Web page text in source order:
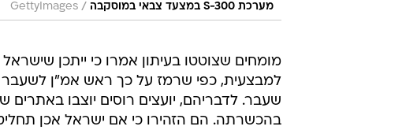
מערכת S-300 במצעד צבאי במוסקבה /
GettyImages
מומחים שצוטטו בעיתון אמרו כי ייתכן
למבצעית, כפי שרמז על כך ראש אמ"ן לשעבר
שעבר. לדבריהם, יועצים רוסים יוצבו
בהכשרתה. הם הזהירו כי אם ישראל אכן